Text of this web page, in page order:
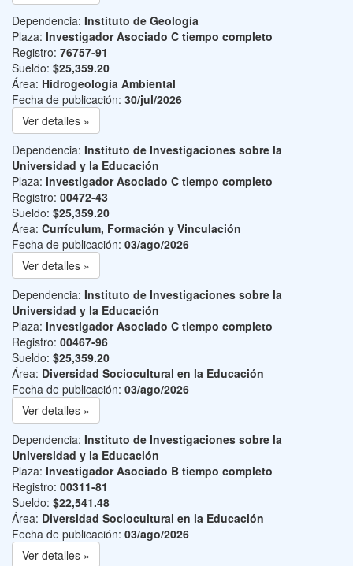
Dependencia: Instituto de Geología
Plaza: Investigador Asociado C tiempo completo
Registro: 76757-91
Sueldo: $25,359.20
Área: Hidrogeología Ambiental
Fecha de publicación: 30/jul/2026
Ver detalles »
Dependencia: Instituto de Investigaciones sobre la
Universidad y la Educación
Plaza: Investigador Asociado C tiempo completo
Registro: 00472-43
Sueldo: $25,359.20
Área: Currículum, Formación y Vinculación
Fecha de publicación: 03/ago/2026
Ver detalles »
Dependencia: Instituto de Investigaciones sobre la
Universidad y la Educación
Plaza: Investigador Asociado C tiempo completo
Registro: 00467-96
Sueldo: $25,359.20
Área: Diversidad Sociocultural en la Educación
Fecha de publicación: 03/ago/2026
Ver detalles »
Dependencia: Instituto de Investigaciones sobre la
Universidad y la Educación
Plaza: Investigador Asociado B tiempo completo
Registro: 00311-81
Sueldo: $22,541.48
Área: Diversidad Sociocultural en la Educación
Fecha de publicación: 03/ago/2026
Ver detalles »